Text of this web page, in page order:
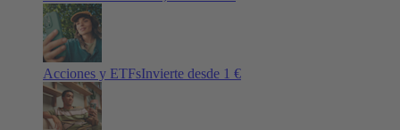
Acciones y ETFsInvierte desde 1 €